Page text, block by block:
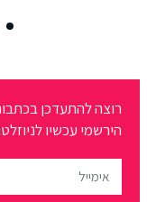
רוצה להתעדכן
הירשמי עכשיו